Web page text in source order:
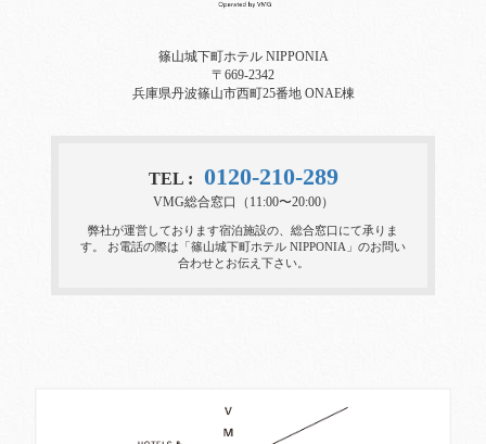
篠山城下町ホテル NIPPONIA
〒669-2342
兵庫県丹波篠山市西町25番地 ONAE棟
TEL : 0120-210-289
VMG総合窓口（11:00〜20:00）
弊社が運営しております宿泊施設の、総合窓口にて承りま
す。
お電話の際は「篠山城下町ホテル NIPPONIA」のお問い
合わせとお伝え下さい。